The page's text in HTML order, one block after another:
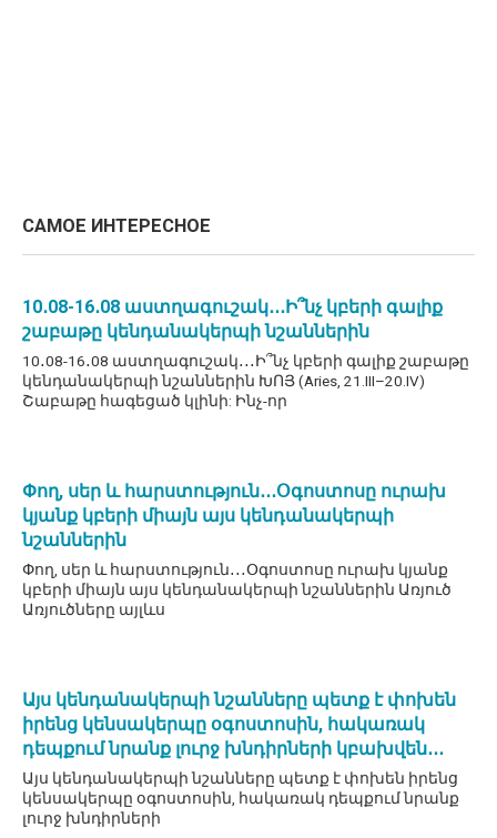
САМОЕ ИНТЕРЕСНОЕ
10․08-16․08 աստղագուշակ․․․Ի՞նչ կբերի գալիք
շաբաթը կենդանակերպի նշաններին
10․08-16․08 աստղագուշակ․․․Ի՞նչ կբերի գալիք շաբաթը
կենդանակերպի նշաններին ԽՈՅ (Aries, 21.III–20.IV)
Շաբաթը հագեցած կլինի: Ինչ-որ
Փող, սեր և հարստություն․․․Օգոստոսը ուրախ
կյանք կբերի միայն այս կենդանակերպի
նշաններին
Փող, սեր և հարստություն․․․Օգոստոսը ուրախ կյանք
կբերի միայն այս կենդանակերպի նշաններին Առյուծ
Առյուծները այլևս
Այս կենդանակերպի նշանները պետք է փոխեն
իրենց կենսակերպը օգոստոսին, հակառակ
դեպքում նրանք լուրջ խնդիրների կբախվեն․․․
Այս կենդանակերպի նշանները պետք է փոխեն իրենց
կենսակերպը օգոստոսին, հակառակ դեպքում նրանք
լուրջ խնդիրների